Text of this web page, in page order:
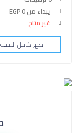
يبداء من EGP 0
غير متاح
اظهر كامل الملف